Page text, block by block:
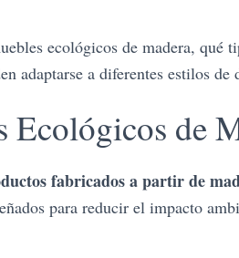
ecológicos de madera, qué
adaptarse a diferentes estilos de
Ecológicos de
fabricados a partir de
para reducir el impacto